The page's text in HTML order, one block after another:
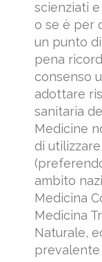
scienziati
o se è per
un punto di
pena
consenso
adottare
sanitaria
Medicine
di
ambito
Medicina
Medicina
Naturale,